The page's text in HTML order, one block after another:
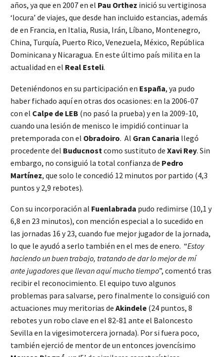
años, ya que en 2007 en el Pau Orthez inició su vertiginosa
‘locura’ de viajes, que desde han incluido estancias, además
de en Francia, en Italia, Rusia, Irán, Líbano, Montenegro,
China, Turquía, Puerto Rico, Venezuela, México, República
Dominicana y Nicaragua. En este último país milita en la
actualidad en el Real Esteli.
Deteniéndonos en su participación en España, ya pudo
haber fichado aquí en otras dos ocasiones: en la 2006-07
con el Calpe de LEB (no pasó la prueba) y en la 2009-10,
cuando una lesión de menisco le impidió continuar la
pretemporada con el Obradoiro. Al Gran Canaria llegó
procedente del Buducnost como sustituto de Xavi Rey. Sin
embargo, no consiguió la total confianza de Pedro
Martínez, que solo le concedió 12 minutos por partido (4,3
puntos y 2,9 rebotes).
Con su incorporación al Fuenlabrada pudo redimirse (10,1 y
6,8 en 23 minutos), con mención especial a lo sucedido en
las jornadas 16 y 23, cuando fue mejor jugador de la jornada,
lo que le ayudó a serlo también en el mes de enero. “Estoy
haciendo un buen trabajo, tratando de dar lo mejor de mí
ante jugadores que llevan aquí mucho tiempo”, comentó tras
recibir el reconocimiento. El equipo tuvo algunos
problemas para salvarse, pero finalmente lo consiguió con
actuaciones muy meritorias de Akindele (24 puntos, 8
rebotes y un robo clave en el 82-81 ante el Baloncesto
Sevilla en la vigesimotercera jornada). Por si fuera poco,
también ejerció de mentor de un entonces jovencísimo